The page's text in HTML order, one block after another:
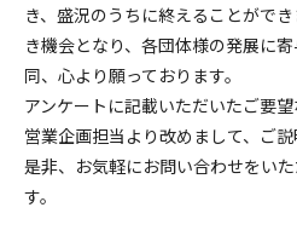
き、盛況のうちに終えることがで
き機会となり、各団体様の発展に
同、心より願っております。
アンケートに記載いただいたご要
営業企画担当より改めまして、ご説
是非、お気軽にお問い合わせをい
す。